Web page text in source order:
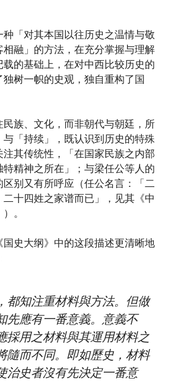
「对其本国以往历史之温情与敬
相融」的方法，在充分掌握与理解
载的基础上，在对中西比较历史的
独树一帜的史观，独自重构了国
民族、文化，而非朝代与朝廷，所
「持续」，既认识到历史的特殊
其传统性，「在国家民族之内部
特精神之所在」；与梁任公等人的
区别又有所呼应（任公名言：「二
十四姓之家谱而已」，见其《中
。
国史大纲》中的这段描述更清晰地
都知注重材料與方法。但做
先應有一番意義。意義不
採用之材料與其運用材料之
隨而不同。即如歷史，材料
治史者沒有先決定一番意